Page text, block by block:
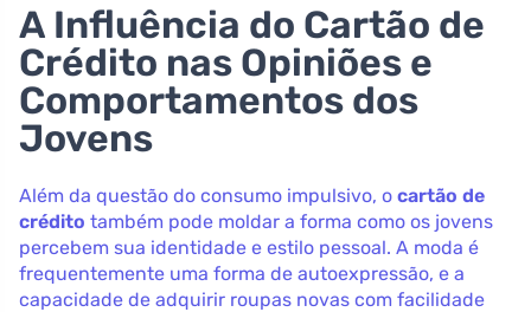
A Influência do Cartão de
Crédito nas Opiniões e
Comportamentos dos
Jovens
Além da questão do consumo impulsivo, o cartão de
crédito também pode moldar a forma como os jovens
percebem sua identidade e estilo pessoal. A moda é
frequentemente uma forma de autoexpressão, e a
capacidade de adquirir roupas novas com facilidade